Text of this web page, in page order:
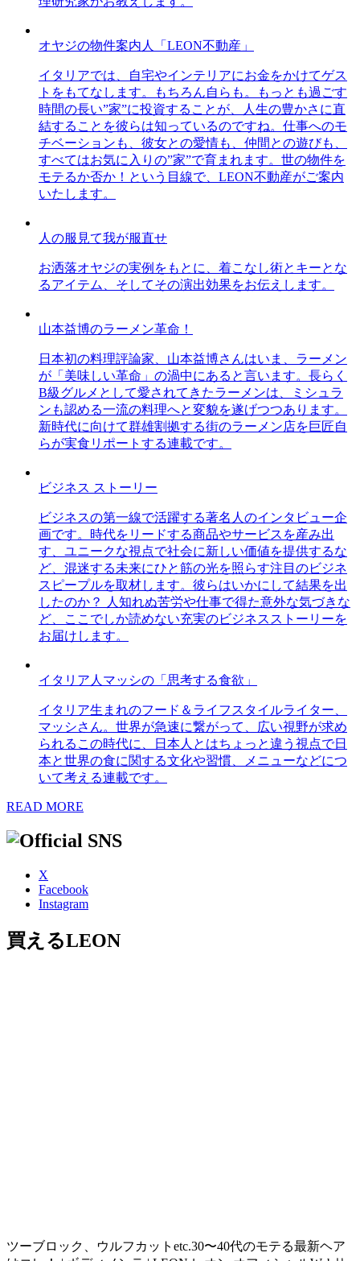
オヤジの物件案内人「LEON不動産」
イタリアでは、自宅やインテリアにお金をかけてゲス
トをもてなします。もちろん自らも。もっとも過ごす
時間の長い”家”に投資することが、人生の豊かさに直
結することを彼らは知っているのですね。仕事へのモ
チベーションも、彼女との愛情も、仲間との遊びも、
すべてはお気に入りの”家”で育まれます。世の物件を
モテるか否か！という目線で、LEON不動産がご案内
いたします。
人の服見て我が服直せ
お洒落オヤジの実例をもとに、着こなし術とキーとな
るアイテム、そしてその演出効果をお伝えします。
山本益博のラーメン革命！
日本初の料理評論家、山本益博さんはいま、ラーメン
が「美味しい革命」の渦中にあると言います。長らく
B級グルメとして愛されてきたラーメンは、ミシュラ
ンも認める一流の料理へと変貌を遂げつつあります。
新時代に向けて群雄割拠する街のラーメン店を巨匠自
らが実食リポートする連載です。
ビジネス ストーリー
ビジネスの第一線で活躍する著名人のインタビュー企
画です。時代をリードする商品やサービスを産み出
す、ユニークな視点で社会に新しい価値を提供するな
ど、混迷する未来にひと筋の光を照らす注目のビジネ
スピープルを取材します。彼らはいかにして結果を出
したのか？ 人知れぬ苦労や仕事で得た意外な気づきな
ど、ここでしか読めない充実のビジネスストーリーを
お届けします。
イタリア人マッシの「思考する食欲」
イタリア生まれのフード＆ライフスタイルライター、
マッシさん。世界が急速に繋がって、広い視野が求め
られるこの時代に、日本人とはちょっと違う視点で日
本と世界の食に関する文化や習慣、メニューなどにつ
いて考える連載です。
READ MORE
X
Facebook
Instagram
買えるLEON
ツーブロック、ウルフカットetc.30〜40代のモテる最新ヘア